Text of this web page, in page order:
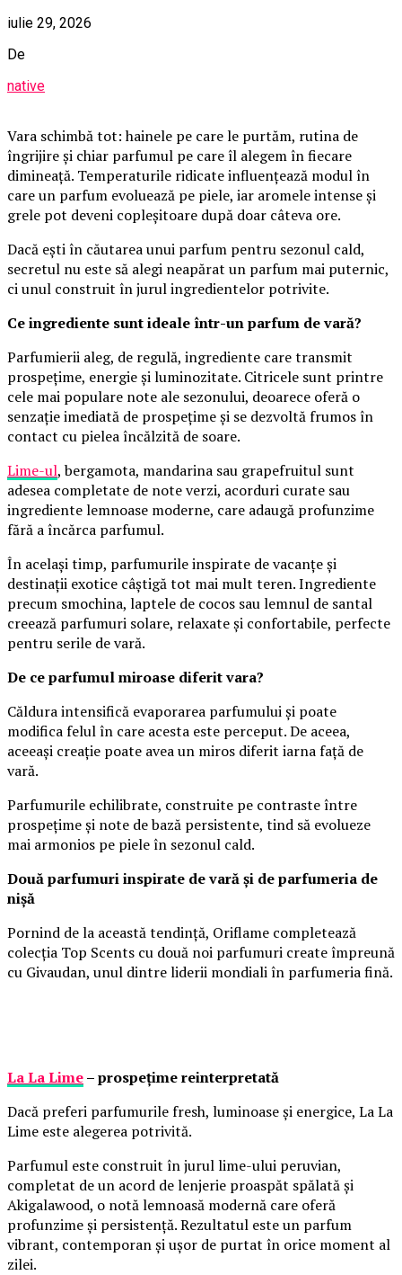
iulie 29, 2026
De
native
Vara schimbă tot: hainele pe care le purtăm, rutina de
îngrijire și chiar parfumul pe care îl alegem în fiecare
dimineață. Temperaturile ridicate influențează modul în
care un parfum evoluează pe piele, iar aromele intense și
grele pot deveni copleșitoare după doar câteva ore.
Dacă ești în căutarea unui parfum pentru sezonul cald,
secretul nu este să alegi neapărat un parfum mai puternic,
ci unul construit în jurul ingredientelor potrivite.
Ce ingrediente sunt ideale într-un parfum de vară?
Parfumierii aleg, de regulă, ingrediente care transmit
prospețime, energie și luminozitate. Citricele sunt printre
cele mai populare note ale sezonului, deoarece oferă o
senzație imediată de prospețime și se dezvoltă frumos în
contact cu pielea încălzită de soare.
Lime-ul, bergamota, mandarina sau grapefruitul sunt
adesea completate de note verzi, acorduri curate sau
ingrediente lemnoase moderne, care adaugă profunzime
fără a încărca parfumul.
În același timp, parfumurile inspirate de vacanțe și
destinații exotice câștigă tot mai mult teren. Ingrediente
precum smochina, laptele de cocos sau lemnul de santal
creează parfumuri solare, relaxate și confortabile, perfecte
pentru serile de vară.
De ce parfumul miroase diferit vara?
Căldura intensifică evaporarea parfumului și poate
modifica felul în care acesta este perceput. De aceea,
aceeași creație poate avea un miros diferit iarna față de
vară.
Parfumurile echilibrate, construite pe contraste între
prospețime și note de bază persistente, tind să evolueze
mai armonios pe piele în sezonul cald.
Două parfumuri inspirate de vară și de parfumeria de
nișă
Pornind de la această tendință, Oriflame completează
colecția Top Scents cu două noi parfumuri create împreună
cu Givaudan, unul dintre liderii mondiali în parfumeria fină.
La La Lime– prospețime reinterpretată
Dacă preferi parfumurile fresh, luminoase și energice, La La
Lime este alegerea potrivită.
Parfumul este construit în jurul lime-ului peruvian,
completat de un acord de lenjerie proaspăt spălată și
Akigalawood, o notă lemnoasă modernă care oferă
profunzime și persistență. Rezultatul este un parfum
vibrant, contemporan și ușor de purtat în orice moment al
zilei.